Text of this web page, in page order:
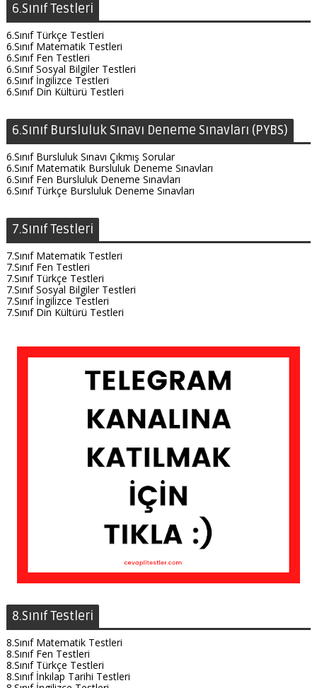
6.Sınıf Testleri
6.Sınıf Türkçe Testleri
6.Sınıf Matematik Testleri
6.Sınıf Fen Testleri
6.Sınıf Sosyal Bilgiler Testleri
6.Sınıf İngilizce Testleri
6.Sınıf Din Kültürü Testleri
6.Sınıf Bursluluk Sınavı Deneme Sınavları (PYBS)
6.Sınıf Bursluluk Sınavı Çıkmış Sorular
6.Sınıf Matematik Bursluluk Deneme Sınavları
6.Sınıf Fen Bursluluk Deneme Sınavları
6.Sınıf Türkçe Bursluluk Deneme Sınavları
7.Sınıf Testleri
7.Sınıf Matematik Testleri
7.Sınıf Fen Testleri
7.Sınıf Türkçe Testleri
7.Sınıf Sosyal Bilgiler Testleri
7.Sınıf İngilizce Testleri
7.Sınıf Din Kültürü Testleri
8.Sınıf Testleri
8.Sınıf Matematik Testleri
8.Sınıf Fen Testleri
8.Sınıf Türkçe Testleri
8.Sınıf İnkılap Tarihi Testleri